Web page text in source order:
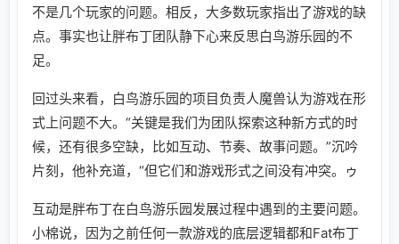
不是几个玩家的问题。相反，大多数玩家指出了游戏的缺
点。事实也让胖布丁团队静下心来反思白鸟游乐园的不
足。
回过头来看，白鸟游乐园的项目负责人魔兽认为游戏在形
式上问题不大。“关键是我们为团队探索这种新方式的时
候，还有很多空缺，比如互动、节奏、故事问题。”沉吟
片刻，他补充道，“但它们和游戏形式之间没有冲突。ゥ
互动是胖布丁在白鸟游乐园发展过程中遇到的主要问题。
小棉说，因为之前任何一款游戏的底层逻辑都和Fat布丁